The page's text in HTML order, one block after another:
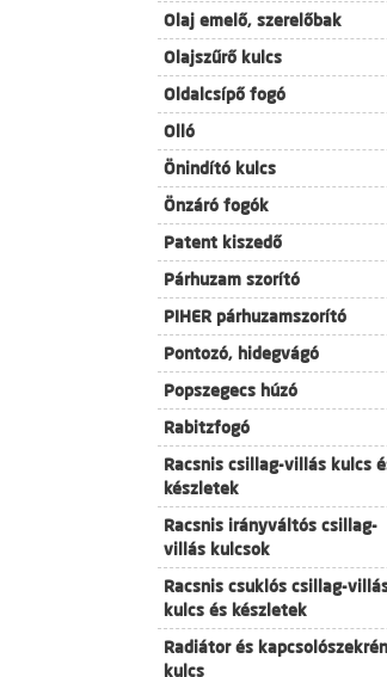
Olaj emelő, szerelőbak
Olajszűrő kulcs
Oldalcsípő fogó
Olló
Önindító kulcs
Önzáró fogók
Patent kiszedő
Párhuzam szorító
PIHER párhuzamszorító
Pontozó, hidegvágó
Popszegecs húzó
Rabitzfogó
Racsnis csillag-villás kulcs
készletek
Racsnis irányváltós csillag-
villás kulcsok
Racsnis csuklós csillag-
kulcs és készletek
Radiátor és
kulcs